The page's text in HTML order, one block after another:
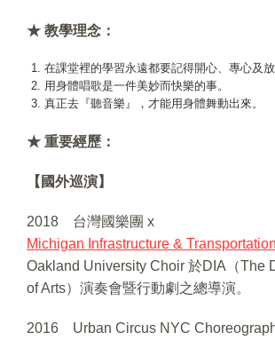
★ 教學理念：
在課堂裡的學習永遠都要記得開心、專心及放
用身體唱歌是一件美妙而快樂的事。
真正去『聽音樂』，才能用身體舞動出來。
★ 重要經歷：
【國外巡演】
2018 台灣國樂團 x
Michigan Infrastructure &
Oakland University Choir 於DIA（The
of Arts）演奏會暨行動劇之總導演。
2016 Urban Circus NYC